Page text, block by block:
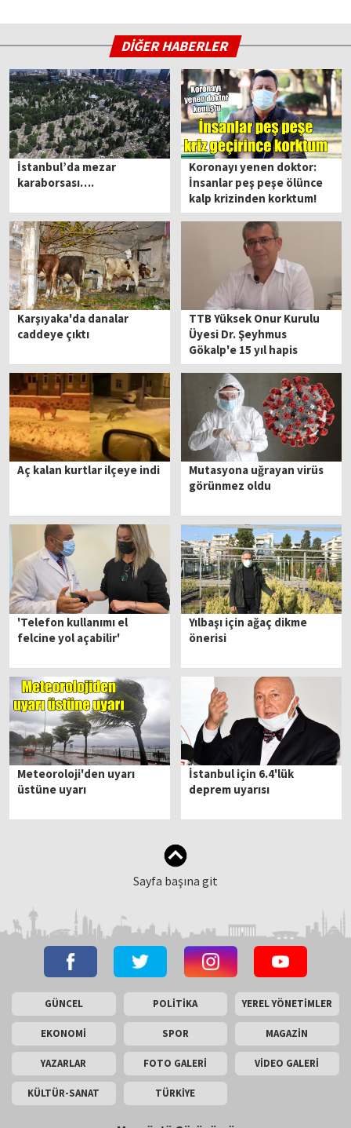
DİĞER HABERLER
İstanbul’da mezar
karaborsası….
Koronayı yenen doktor:
İnsanlar peş peşe ölünce
kalp krizinden korktum!
Karşıyaka'da danalar
caddeye çıktı
TTB Yüksek Onur Kurulu
Üyesi Dr. Şeyhmus
Gökalp'e 15 yıl hapis
istemi
Aç kalan kurtlar ilçeye indi
Mutasyona uğrayan virüs
görünmez oldu
'Telefon kullanımı el
felcine yol açabilir'
Yılbaşı için ağaç dikme
önerisi
Meteoroloji'den uyarı
üstüne uyarı
İstanbul için 6.4'lük
deprem uyarısı
Sayfa başına git
GÜNCEL POLİTİKA YEREL YÖNETİMLER
EKONOMİ SPOR MAGAZİN
YAZARLAR FOTO GALERİ VİDEO GALERİ
KÜLTÜR-SANAT TÜRKİYE